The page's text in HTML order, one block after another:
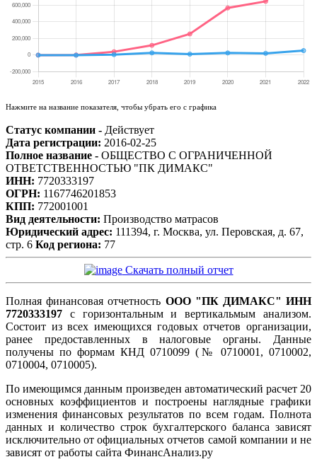
Нажмите на название показателя, чтобы убрать его с графика
Статус компании - Действует
Дата регистрации: 2016-02-25
Полное название - ОБЩЕСТВО С ОГРАНИЧЕННОЙ
ОТВЕТСТВЕННОСТЬЮ "ПК ДИМАКС"
ИНН: 7720333197
ОГРН: 1167746201853
КПП: 772001001
Вид деятельности: Производство матрасов
Юридический адрес: 111394, г. Москва, ул. Перовская, д. 67,
стр. 6 Код региона: 77
Скачать полный отчет
Полная финансовая отчетность ООО "ПК ДИМАКС" ИНН
7720333197 с горизонтальным и вертикальмым анализом.
Состоит из всех имеющихся годовых отчетов организации,
ранее предоставленных в налоговые органы. Данные
получены по формам КНД 0710099 (№ 0710001, 0710002,
0710004, 0710005).
По имеющимся данным произведен автоматический расчет 20
основных коэффициентов и построены наглядные графики
изменения финансовых результатов по всем годам. Полнота
данных и количество строк бухгалтерского баланса зависят
исключительно от официальных отчетов самой компании и не
зависят от работы сайта ФинансАнализ.ру